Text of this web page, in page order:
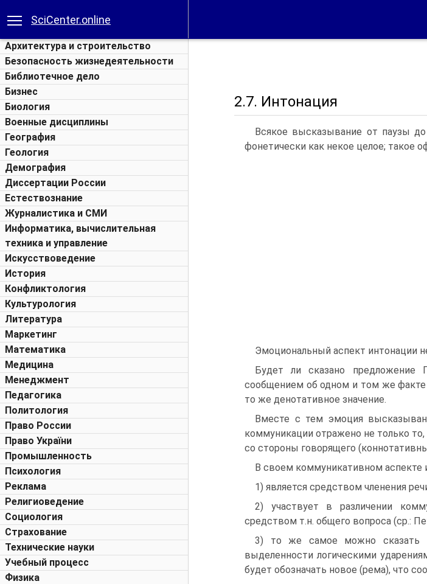
SciCenter.online
Архитектура и строительство
Безопасность жизнедеятельности
Библиотечное дело
Бизнес
Биология
Военные дисциплины
География
Геология
Демография
Диссертации России
Естествознание
Журналистика и СМИ
Информатика, вычислительная
техника и управление
Искусствоведение
История
Конфликтология
Культурология
Литература
Маркетинг
Математика
Медицина
Менеджмент
Педагогика
Политология
Право России
Право України
Промышленность
Психология
Реклама
Религиоведение
Социология
Страхование
Технические науки
Учебный процесс
Физика
2.7. Интонация
Всякое высказывание от паузы
фонетически как некое целое; такое
Эмоциональный аспект интонации
Будет ли сказано предложение
сообщением об одном и том же факте
то же денотативное значение.
Вместе с тем эмоция
коммуникации отражено не только
со стороны говорящего
В своем коммуникативном аспекте
1) является средством членения
2) участвует в различении
средством т.н. общего вопроса (ср.:
3) то же самое можно сказать
выделенности логическими
будет обозначать новое (рема), что